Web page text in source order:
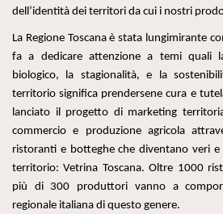
dell’identità dei territori da cui i nostri
La Regione Toscana è stata lungimirante
fa a dedicare attenzione a temi quali
biologico, la stagionalità, e la
territorio significa prendersene cura e
lanciato il progetto di marketing
commercio e produzione agricola
ristoranti e botteghe che diventano veri e
territorio: Vetrina Toscana. Oltre 1000
più di 300 produttori vanno a
regionale italiana di questo genere.